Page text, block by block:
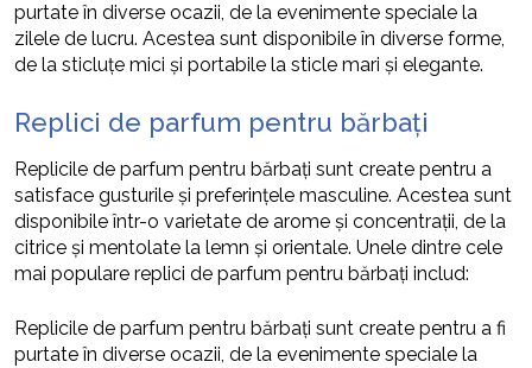
purtate în diverse ocazii, de la evenimente speciale la
zilele de lucru. Acestea sunt disponibile în diverse forme,
de la sticluțe mici și portabile la sticle mari și elegante.
Replici de parfum pentru bărbați
Replicile de parfum pentru bărbați sunt create pentru a
satisface gusturile și preferințele masculine. Acestea sunt
disponibile într-o varietate de arome și concentrații, de la
citrice și mentolate la lemn și orientale. Unele dintre cele
mai populare replici de parfum pentru bărbați includ:
Replicile de parfum pentru bărbați sunt create pentru a fi
purtate în diverse ocazii, de la evenimente speciale la